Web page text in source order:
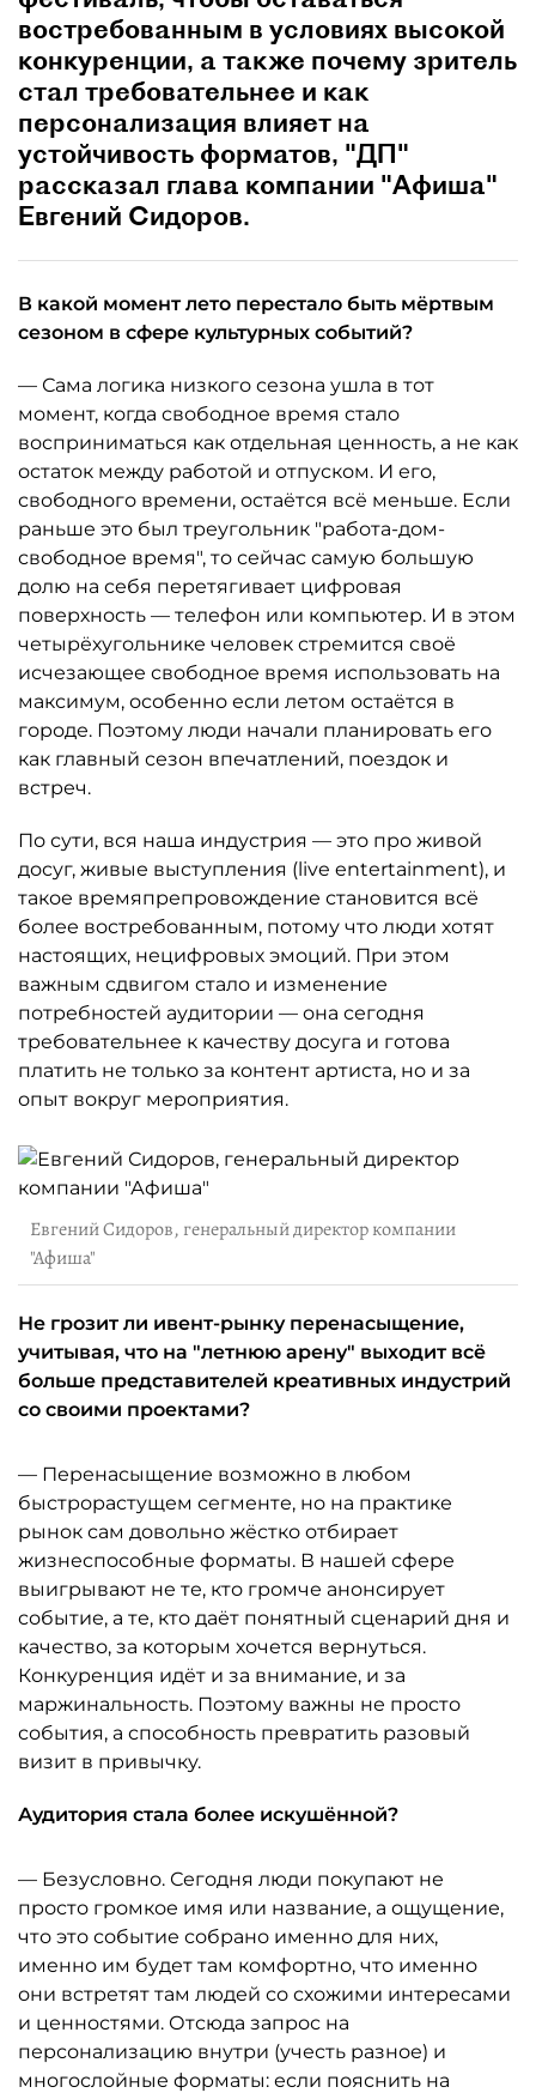
востребованным в условиях высокой
конкуренции, а также почему зритель
стал требовательнее и как
персонализация влияет на
устойчивость форматов, "ДП"
рассказал глава компании "Афиша"
Евгений Сидоров.
В какой момент лето перестало быть мёртвым
сезоном в сфере культурных событий?
— Сама логика низкого сезона ушла в тот
момент, когда свободное время стало
восприниматься как отдельная ценность, а не как
остаток между работой и отпуском. И его,
свободного времени, остаётся всё меньше. Если
раньше это был треугольник "работа-дом-
свободное время", то сейчас самую большую
долю на себя перетягивает цифровая
поверхность — телефон или компьютер. И в этом
четырёхугольнике человек стремится своё
исчезающее свободное время использовать на
максимум, особенно если летом остаётся в
городе. Поэтому люди начали планировать его
как главный сезон впечатлений, поездок и
встреч.
По сути, вся наша индустрия — это про живой
досуг, живые выступления (live entertainment), и
такое времяпрепровождение становится всё
более востребованным, потому что люди хотят
настоящих, нецифровых эмоций. При этом
важным сдвигом стало и изменение
потребностей аудитории — она сегодня
требовательнее к качеству досуга и готова
платить не только за контент артиста, но и за
опыт вокруг мероприятия.
Евгений Сидоров, генеральный директор компании
"Афиша"
Не грозит ли ивент-рынку перенасыщение,
учитывая, что на "летнюю арену" выходит всё
больше представителей креативных индустрий
со своими проектами?
— Перенасыщение возможно в любом
быстрорастущем сегменте, но на практике
рынок сам довольно жёстко отбирает
жизнеспособные форматы. В нашей сфере
выигрывают не те, кто громче анонсирует
событие, а те, кто даёт понятный сценарий дня и
качество, за которым хочется вернуться.
Конкуренция идёт и за внимание, и за
маржинальность. Поэтому важны не просто
события, а способность превратить разовый
визит в привычку.
Аудитория стала более искушённой?
— Безусловно. Сегодня люди покупают не
просто громкое имя или название, а ощущение,
что это событие собрано именно для них,
именно им будет там комфортно, что именно
они встретят там людей со схожими интересами
и ценностями. Отсюда запрос на
персонализацию внутри (учесть разное) и
многослойные форматы: если пояснить на